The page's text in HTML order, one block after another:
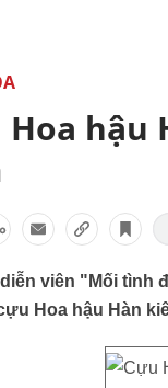
Hoa hậu
viên "Mối tình
Hoa hậu Hàn